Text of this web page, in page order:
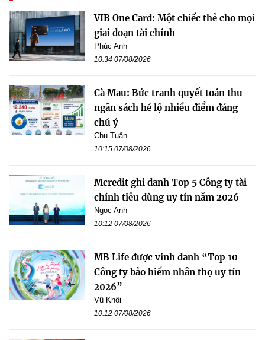
VIB One Card: Một chiếc thẻ cho mọi
giai đoạn tài chính
Phúc Anh
10:34 07/08/2026
Cà Mau: Bức tranh quyết toán thu
ngân sách hé lộ nhiều điểm đáng
chú ý
Chu Tuấn
10:15 07/08/2026
Mcredit ghi danh Top 5 Công ty tài
chính tiêu dùng uy tín năm 2026
Ngọc Anh
10:12 07/08/2026
MB Life được vinh danh “Top 10
Công ty bảo hiểm nhân thọ uy tín
2026”
Vũ Khôi
10:12 07/08/2026